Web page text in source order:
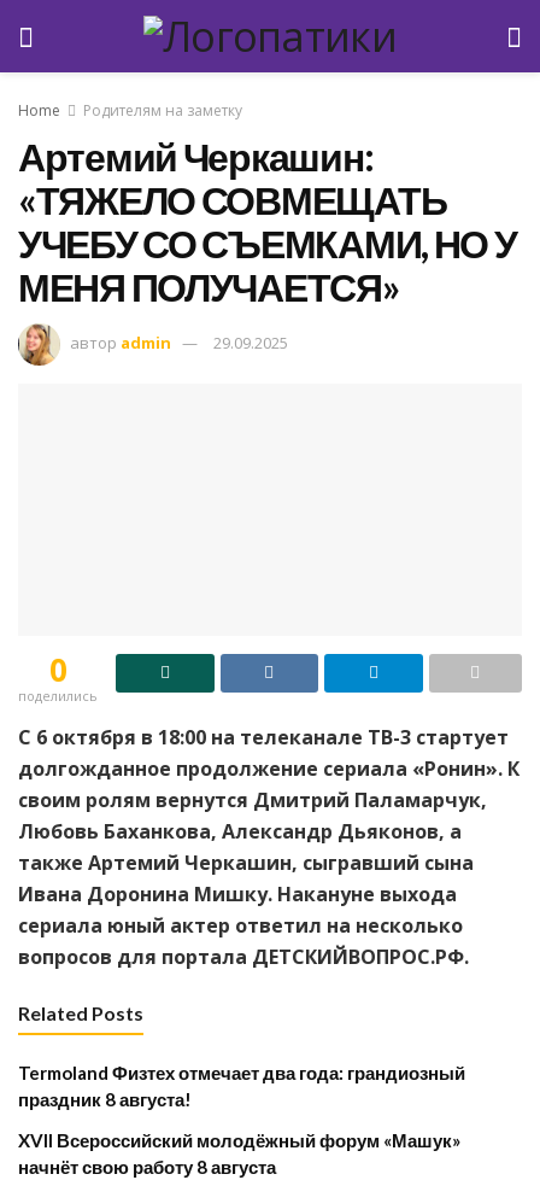
Home Родителям на заметку
Артемий Черкашин:
«ТЯЖЕЛО СОВМЕЩАТЬ
УЧЕБУ СО СЪЕМКАМИ, НО У
МЕНЯ ПОЛУЧАЕТСЯ»
автор admin 29.09.2025
0
поделились
С 6 октября в 18:00 на телеканале ТВ-3 стартует
долгожданное продолжение сериала «Ронин». К
своим ролям вернутся Дмитрий Паламарчук,
Любовь Баханкова, Александр Дьяконов, а
также Артемий Черкашин, сыгравший сына
Ивана Доронина Мишку. Накануне выхода
сериала юный актер ответил на несколько
вопросов для портала ДЕТСКИЙВОПРОС.РФ.
Related Posts
Termoland Физтех отмечает два года: грандиозный
праздник 8 августа!
XVII Всероссийский молодёжный форум «Машук»
начнёт свою работу 8 августа